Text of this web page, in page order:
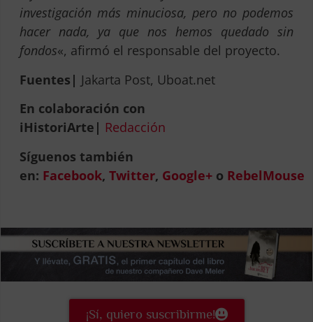
investigación más minuciosa, pero no podemos
hacer nada, ya que nos hemos quedado sin
fondos«, afirmó el responsable del proyecto.
Fuentes| Jakarta Post, Uboat.net
En colaboración con
iHistoriArte| Redacción
Síguenos también
en: Facebook, Twitter, Google+o RebelMouse
¡Sí, quiero suscribirme!